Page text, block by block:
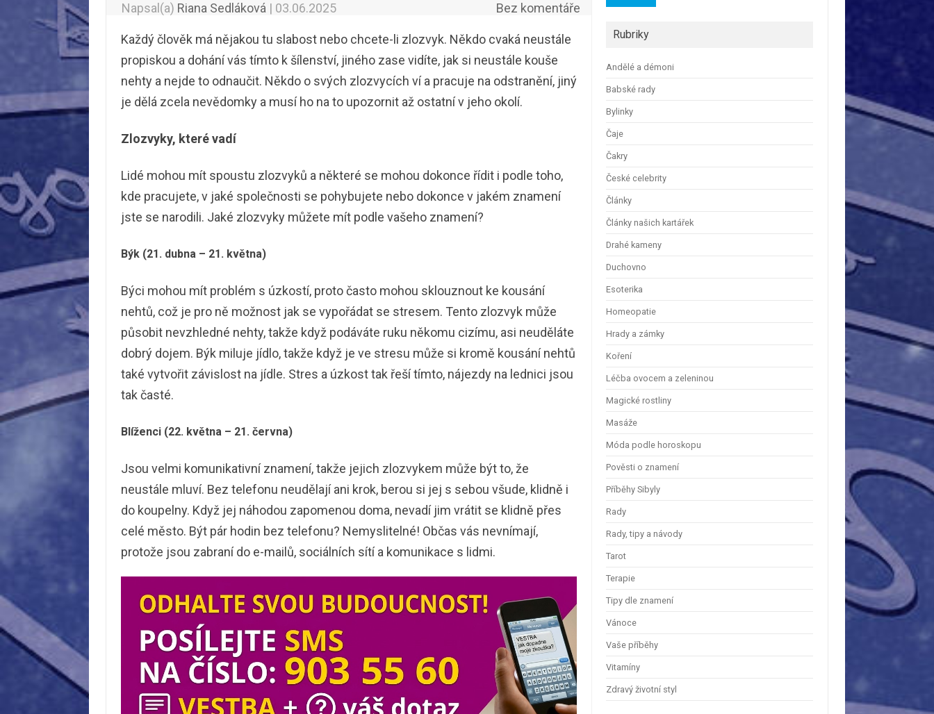
Napsal(a) Riana Sedláková | 03.06.2025 Bez komentáře
Každý člověk má nějakou tu slabost nebo chcete-li zlozvyk. Někdo cvaká neustále
propiskou a dohání vás tímto k šílenství, jiného zase vidíte, jak si neustále kouše
nehty a nejde to odnaučit. Někdo o svých zlozvycích ví a pracuje na odstranění, jiný
je dělá zcela nevědomky a musí ho na to upozornit až ostatní v jeho okolí.
Zlozvyky, které vadí
Lidé mohou mít spoustu zlozvyků a některé se mohou dokonce řídit i podle toho,
kde pracujete, v jaké společnosti se pohybujete nebo dokonce v jakém znamení
jste se narodili. Jaké zlozvyky můžete mít podle vašeho znamení?
Býk (21. dubna – 21. května)
Býci mohou mít problém s úzkostí, proto často mohou sklouznout ke kousání
nehtů, což je pro ně možnost jak se vypořádat se stresem. Tento zlozvyk může
působit nevzhledné nehty, takže když podáváte ruku někomu cizímu, asi neuděláte
dobrý dojem. Býk miluje jídlo, takže když je ve stresu může si kromě kousání nehtů
také vytvořit závislost na jídle. Stres a úzkost tak řeší tímto, nájezdy na lednici jsou
tak časté.
Blíženci (22. května – 21. června)
Jsou velmi komunikativní znamení, takže jejich zlozvykem může být to, že
neustále mluví. Bez telefonu neudělají ani krok, berou si jej s sebou všude, klidně i
do koupelny. Když jej náhodou zapomenou doma, nevadí jim vrátit se klidně přes
celé město. Být pár hodin bez telefonu? Nemyslitelné! Občas vás nevnímají,
protože jsou zabraní do e-mailů, sociálních sítí a komunikace s lidmi.
Rubriky
Andělé a démoni
Babské rady
Bylinky
Čaje
Čakry
České celebrity
Články
Články našich kartářek
Drahé kameny
Duchovno
Esoterika
Homeopatie
Hrady a zámky
Koření
Léčba ovocem a zeleninou
Magické rostliny
Masáže
Móda podle horoskopu
Pověsti o znamení
Příběhy Sibyly
Rady
Rady, tipy a návody
Tarot
Terapie
Tipy dle znamení
Vánoce
Vaše příběhy
Vitamíny
Zdravý životní styl